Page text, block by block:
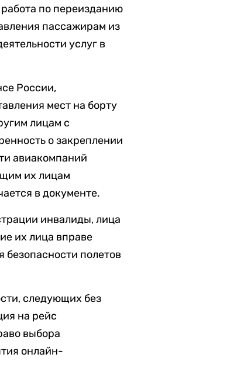
по переизданию
пассажирам из
услуг в
России,
мест на борту
лицам с
о закреплении
авиакомпаний
их лицам
в документе.
инвалиды, лица
их лица вправе
безопасности полетов
следующих без
на рейс
выбора
онлайн-